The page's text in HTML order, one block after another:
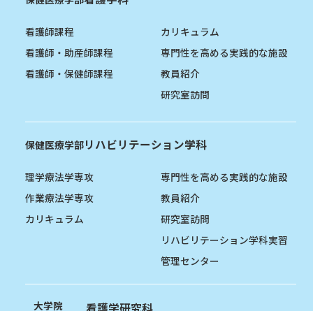
看護師課程
看護師・助産師課程
看護師・保健師課程
カリキュラム
専門性を高める実践的な施設
教員紹介
研究室訪問
保健医療学部リハビリテーション学科
理学療法学専攻
作業療法学専攻
カリキュラム
専門性を高める実践的な施設
教員紹介
研究室訪問
リハビリテーション学科実習
管理センター
大学院
看護学研究科